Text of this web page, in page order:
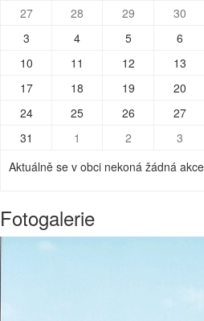
27
28 29 30
3
4 5 6
10
11 12 13
17
18 19 20
24
25 26 27
31
1 2 3
Aktuálně se v obci nekoná žádná
Fotogalerie